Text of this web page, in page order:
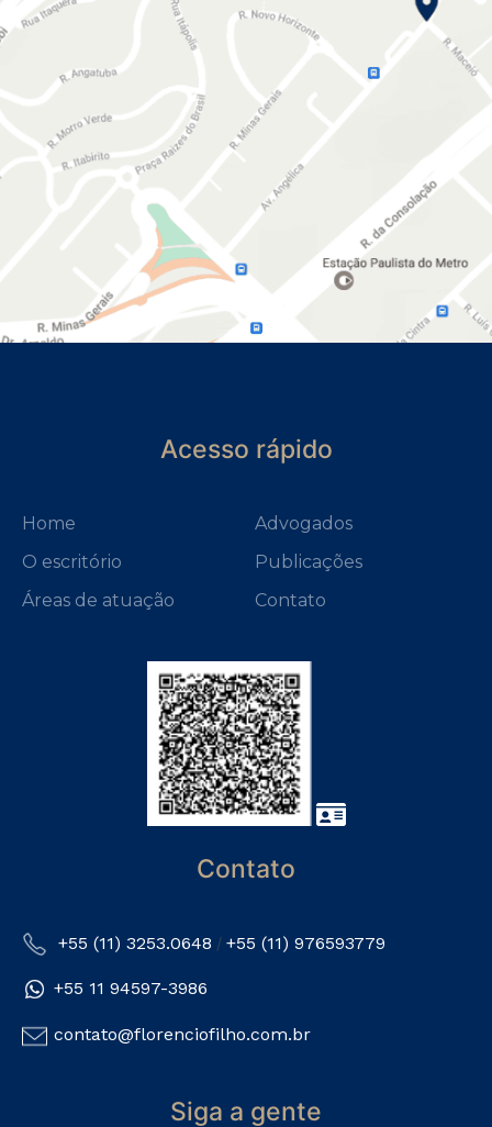
Acesso rápido
Home
O escritório
Áreas de atuação
Advogados
Publicações
Contato
Contato
+55 (11) 3253.0648 / +55 (11) 976593779
+55 11 94597-3986
contato@florenciofilho.com.br
Siga a gente